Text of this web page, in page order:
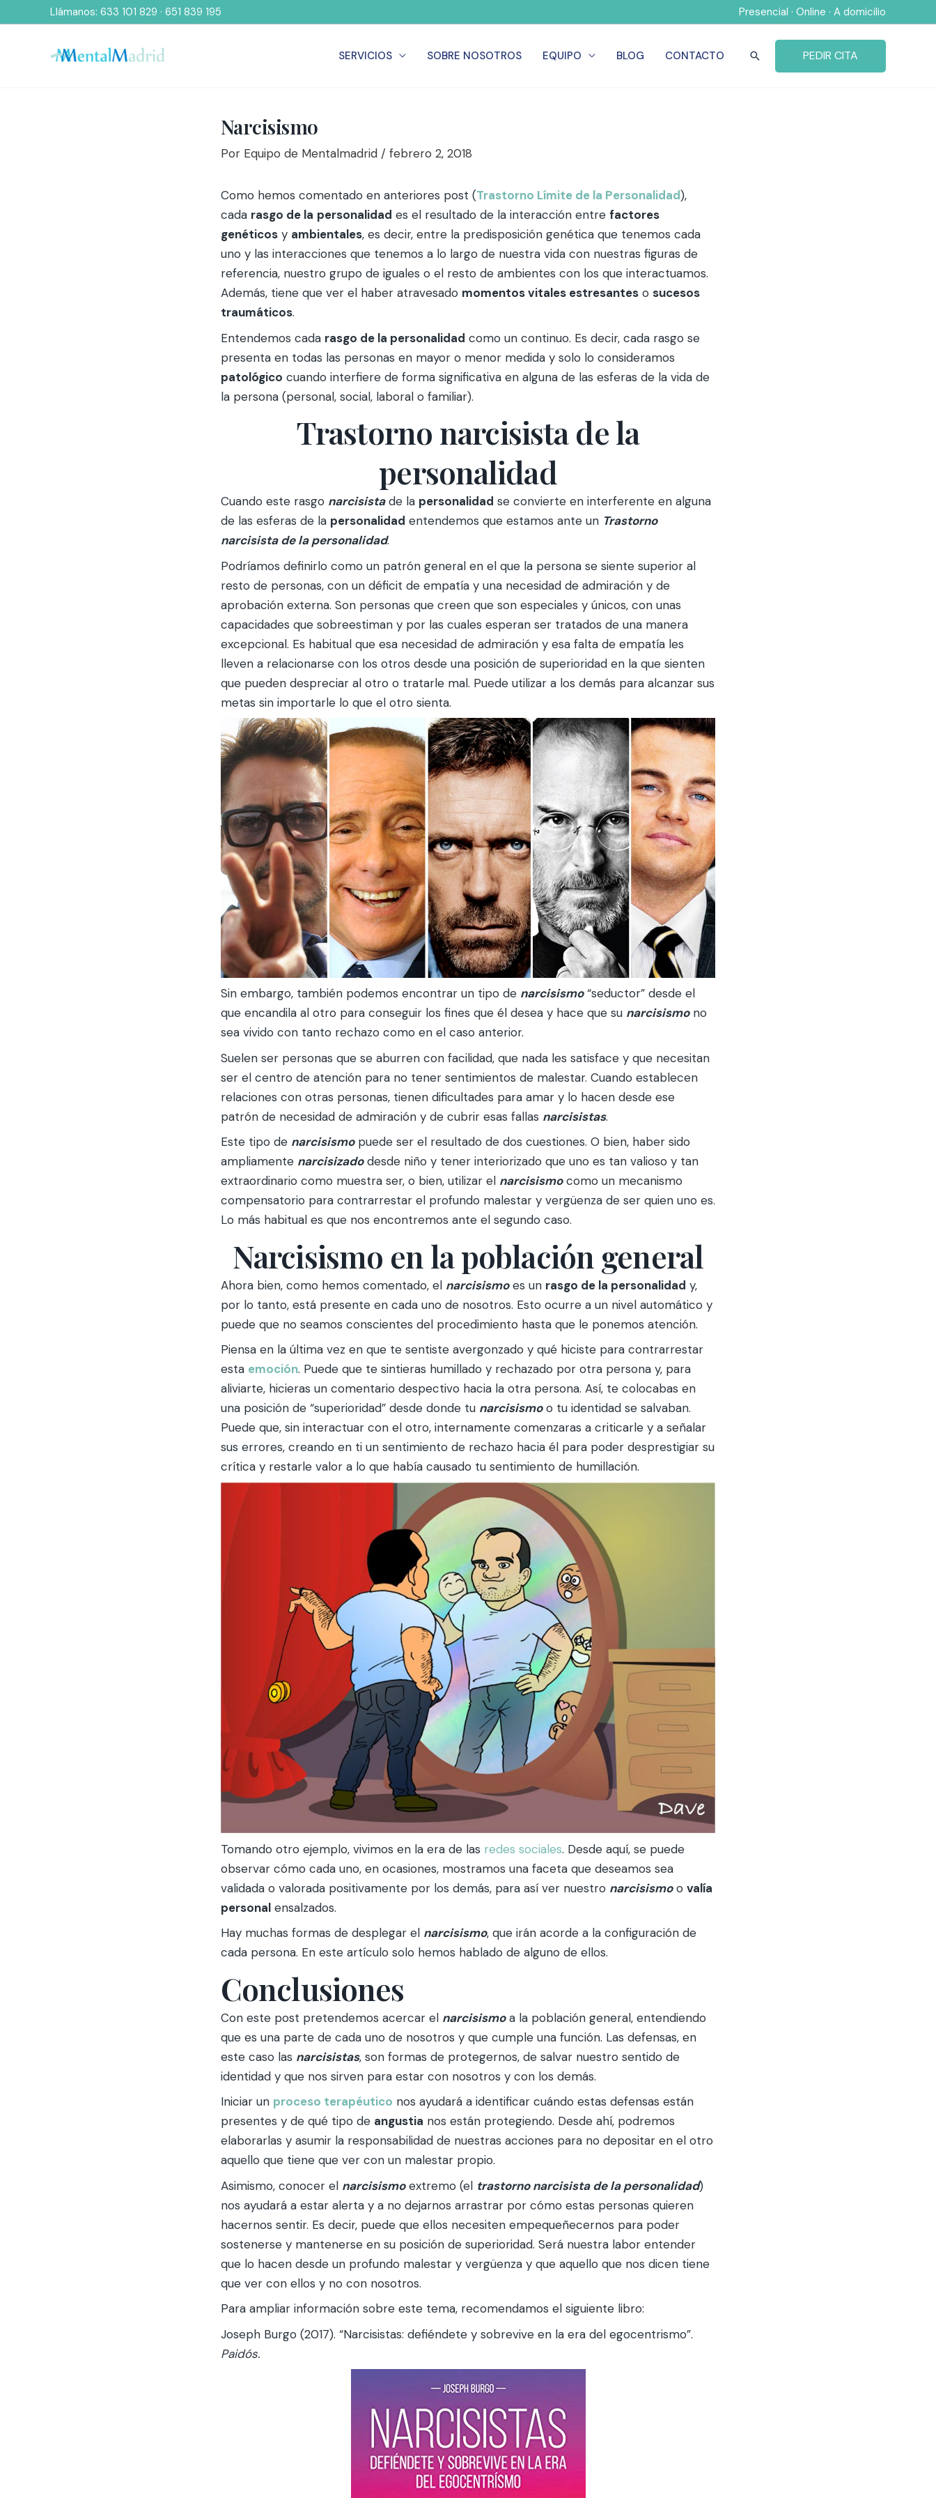
al
Llámanos: 633 101 829 · 651 839 195 Presencial · Online · A domicilio
SERVICIOS SOBRE NOSOTROS EQUIPO BLOG CONTACTO Buscar PEDIR CITA
Narcisismo
Por Equipo de Mentalmadrid / febrero 2, 2018
Como hemos comentado en anteriores post (Trastorno Límite de la Personalidad),
cada rasgo de la personalidad es el resultado de la interacción entre factores
genéticos y ambientales, es decir, entre la predisposición genética que tenemos cada
uno y las interacciones que tenemos a lo largo de nuestra vida con nuestras figuras de
referencia, nuestro grupo de iguales o el resto de ambientes con los que interactuamos.
Además, tiene que ver el haber atravesado momentos vitales estresantes o sucesos
traumáticos.
Entendemos cada rasgo de la personalidad como un continuo. Es decir, cada rasgo se
presenta en todas las personas en mayor o menor medida y solo lo consideramos
patológico cuando interfiere de forma significativa en alguna de las esferas de la vida de
la persona (personal, social, laboral o familiar).
Trastorno narcisista de la
personalidad
Cuando este rasgo narcisistade la personalidad se convierte en interferente en alguna
de las esferas de la personalidad entendemos que estamos ante un Trastorno
narcisista de la personalidad.
Podríamos definirlo como un patrón general en el que la persona se siente superior al
resto de personas, con un déficit de empatía y una necesidad de admiración y de
aprobación externa. Son personas que creen que son especiales y únicos, con unas
capacidades que sobreestiman y por las cuales esperan ser tratados de una manera
excepcional. Es habitual que esa necesidad de admiración y esa falta de empatía les
lleven a relacionarse con los otros desde una posición de superioridad en la que sienten
que pueden despreciar al otro o tratarle mal. Puede utilizar a los demás para alcanzar sus
metas sin importarle lo que el otro sienta.
Sin embargo, también podemos encontrar un tipo de narcisismo“seductor” desde el
que encandila al otro para conseguir los fines que él desea y hace que su narcisismono
sea vivido con tanto rechazo como en el caso anterior.
Suelen ser personas que se aburren con facilidad, que nada les satisface y que necesitan
ser el centro de atención para no tener sentimientos de malestar. Cuando establecen
relaciones con otras personas, tienen dificultades para amar y lo hacen desde ese
patrón de necesidad de admiración y de cubrir esas fallas narcisistas.
Este tipo de narcisismopuede ser el resultado de dos cuestiones. O bien, haber sido
ampliamente narcisizadodesde niño y tener interiorizado que uno es tan valioso y tan
extraordinario como muestra ser, o bien, utilizar el narcisismocomo un mecanismo
compensatorio para contrarrestar el profundo malestar y vergüenza de ser quien uno es.
Lo más habitual es que nos encontremos ante el segundo caso.
Narcisismo en la población general
Ahora bien, como hemos comentado, el narcisismoes un rasgo de la personalidad y,
por lo tanto, está presente en cada uno de nosotros. Esto ocurre a un nivel automático y
puede que no seamos conscientes del procedimiento hasta que le ponemos atención.
Piensa en la última vez en que te sentiste avergonzado y qué hiciste para contrarrestar
esta emoción. Puede que te sintieras humillado y rechazado por otra persona y, para
aliviarte, hicieras un comentario despectivo hacia la otra persona. Así, te colocabas en
una posición de “superioridad” desde donde tu narcisismoo tu identidad se salvaban.
Puede que, sin interactuar con el otro, internamente comenzaras a criticarle y a señalar
sus errores, creando en ti un sentimiento de rechazo hacia él para poder desprestigiar su
crítica y restarle valor a lo que había causado tu sentimiento de humillación.
Tomando otro ejemplo, vivimos en la era de las redes sociales. Desde aquí, se puede
observar cómo cada uno, en ocasiones, mostramos una faceta que deseamos sea
validada o valorada positivamente por los demás, para así ver nuestro narcisismoo valía
personal ensalzados.
Hay muchas formas de desplegar el narcisismo, que irán acorde a la configuración de
cada persona. En este artículo solo hemos hablado de alguno de ellos.
Conclusiones
Con este post pretendemos acercar el narcisismoa la población general, entendiendo
que es una parte de cada uno de nosotros y que cumple una función. Las defensas, en
este caso las narcisistas, son formas de protegernos, de salvar nuestro sentido de
identidad y que nos sirven para estar con nosotros y con los demás.
Iniciar un proceso terapéutico nos ayudará a identificar cuándo estas defensas están
presentes y de qué tipo de angustia nos están protegiendo. Desde ahí, podremos
elaborarlas y asumir la responsabilidad de nuestras acciones para no depositar en el otro
aquello que tiene que ver con un malestar propio.
Asimismo, conocer el narcisismoextremo (el trastorno narcisista de la personalidad)
nos ayudará a estar alerta y a no dejarnos arrastrar por cómo estas personas quieren
hacernos sentir. Es decir, puede que ellos necesiten empequeñecernos para poder
sostenerse y mantenerse en su posición de superioridad. Será nuestra labor entender
que lo hacen desde un profundo malestar y vergüenza y que aquello que nos dicen tiene
que ver con ellos y no con nosotros.
Para ampliar información sobre este tema, recomendamos el siguiente libro:
Joseph Burgo (2017). “Narcisistas: defiéndete y sobrevive en la era del egocentrismo”.
Paidós.